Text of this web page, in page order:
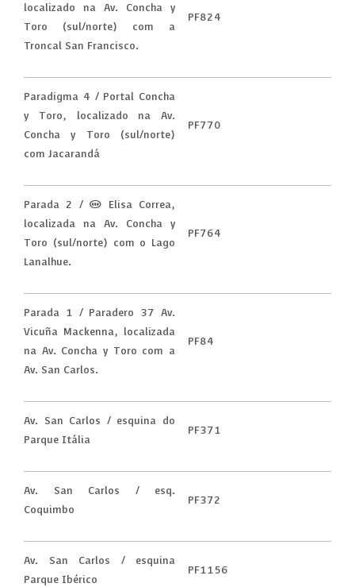
localizado na Av. Concha y
Toro (sul/norte) com a
Troncal San Francisco.
PF824
Paradigma 4 / Portal Concha
y Toro, localizado na Av.
Concha y Toro (sul/norte)
com Jacarandá
PF770
Parada 2 / (M) Elisa Correa,
localizada na Av. Concha y
Toro (sul/norte) com o Lago
Lanalhue.
PF764
Parada 1 / Paradero 37 Av.
Vicuña Mackenna, localizada
na Av. Concha y Toro com a
Av. San Carlos.
PF84
Av. San Carlos / esquina do
Parque Itália
PF371
Av. San Carlos / esq.
Coquimbo
PF372
Av. San Carlos / esquina
Parque Ibérico
PF1156